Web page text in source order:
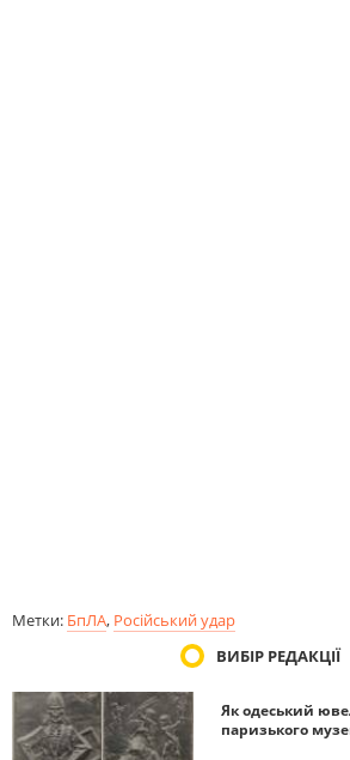
Метки: БпЛА, Російський удар
ВИБІР РЕДАКЦІЇ
Як одеський
паризького